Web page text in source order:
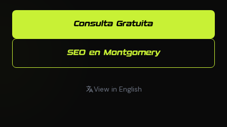
Consulta Gratuita
SEO en Montgomery
View in English